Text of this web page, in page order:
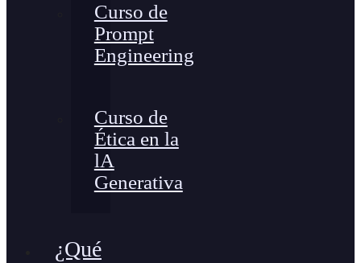
Curso de
Prompt
Engineering
Curso de
Ética en la
lA
Generativa
¿Qué